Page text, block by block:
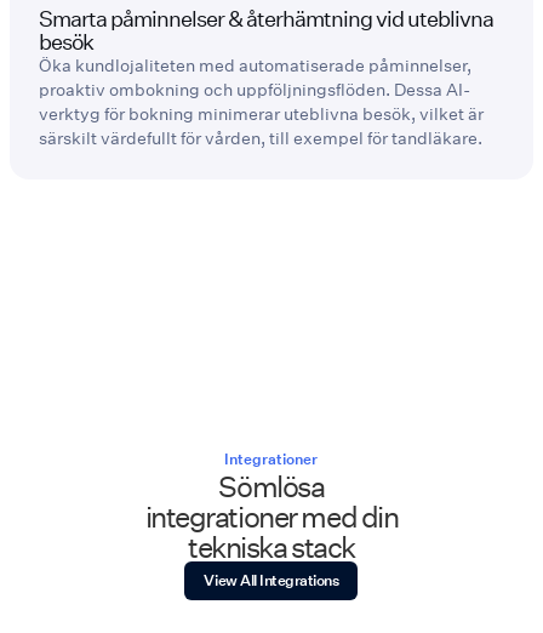
Smarta påminnelser & återhämtning vid uteblivna
besök
Öka kundlojaliteten med automatiserade påminnelser,
proaktiv ombokning och uppföljningsflöden. Dessa AI-
verktyg för bokning minimerar uteblivna besök, vilket är
särskilt värdefullt för vården, till exempel för tandläkare.
Integrationer
Sömlösa
integrationer med din
tekniska stack
View All Integrations